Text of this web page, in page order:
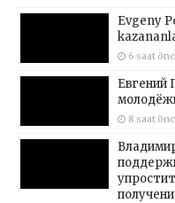
Evgeny
6 saat
Евгений
8 saat